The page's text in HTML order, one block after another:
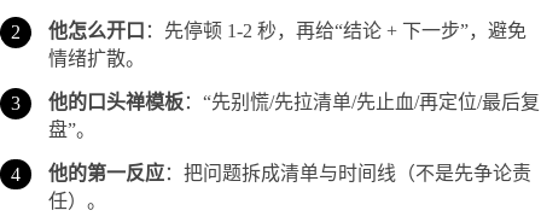
他怎么开口 ：先停顿 1-2 秒，再给“结论 + 下一步”，避免
情绪扩散。
他的口头禅模板 ：“先别慌/先拉清单/先止血/再定位/最后复
盘”。
他的第一反应：把问题拆成清单与时间线（不是先争论责
任）。